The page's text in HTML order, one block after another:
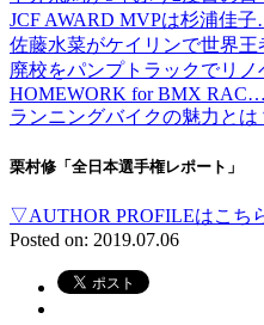
JCF AWARD MVPは杉浦佳
佐藤水菜がケイリンで世界
廃校をパンプトラックでリ
HOMEWORK for BMX RAC…
ランニングバイクの魅力と
栗村修「全日本選手権レポート」
▽AUTHOR PROFILEはこち
Posted on: 2019.07.06